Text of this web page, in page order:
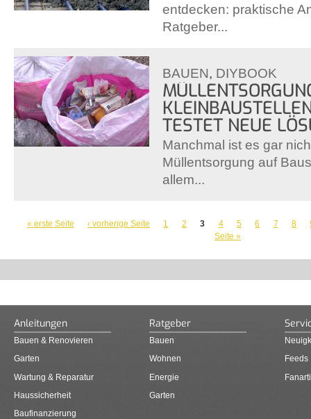
entdecken: praktische
Ratgeber...
BAUEN, DIYBOOK
TESTET NEUE
Manchmal ist es gar
Müllentsorgung auf
allem...
SEITEN
« erste Seite ‹ vorherige Seite 1 2 3 4 5 6 7 8
Seite »
Anleitungen
Bauen & Renovieren
Garten
Wartung & Reparatur
Haussicherheit
Baufinanzierung
Ratgeber
Bauen
Wohnen
Energie
Garten
Feeds